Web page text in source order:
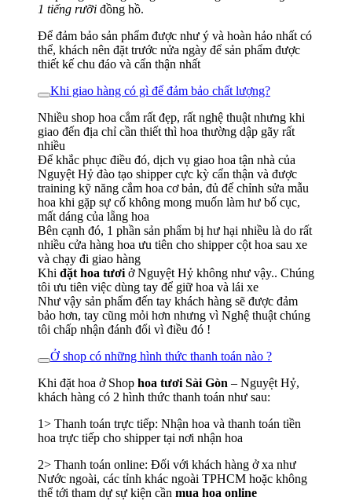
1 tiếng rưỡi đồng hồ.
Để đảm bảo sản phẩm được như ý và hoàn hảo nhất có
thể, khách nên đặt trước nửa ngày để sản phẩm được
thiết kế chu đáo và cẩn thận nhất
Khi giao hàng có gì để đảm bảo chất lượng?
Nhiều shop hoa cắm rất đẹp, rất nghệ thuật nhưng khi
giao đến địa chỉ cần thiết thì hoa thường dập gãy rất
nhiều
Để khắc phục điều đó, dịch vụ giao hoa tận nhà của
Nguyệt Hỷ đào tạo shipper cực kỳ cẩn thận và được
training kỹ năng cắm hoa cơ bản, đủ để chỉnh sửa mẫu
hoa khi gặp sự cố không mong muốn làm hư bố cục,
mất dáng của lẵng hoa
Bên cạnh đó, 1 phần sản phẩm bị hư hại nhiều là do rất
nhiều cửa hàng hoa ưu tiên cho shipper cột hoa sau xe
và chạy đi giao hàng
Khi đặt hoa tươi ở Nguyệt Hỷ không như vậy.. Chúng
tôi ưu tiên việc dùng tay để giữ hoa và lái xe
Như vậy sản phẩm đến tay khách hàng sẽ được đảm
bảo hơn, tay cũng mỏi hơn nhưng vì Nghệ thuật chúng
tôi chấp nhận đánh đổi vì điều đó !
Ở shop có những hình thức thanh toán nào ?
Khi đặt hoa ở Shop hoa tươi Sài Gòn – Nguyệt Hỷ,
khách hàng có 2 hình thức thanh toán như sau:
1> Thanh toán trực tiếp: Nhận hoa và thanh toán tiền
hoa trực tiếp cho shipper tại nơi nhận hoa
2> Thanh toán online: Đối với khách hàng ở xa như
Nước ngoài, các tỉnh khác ngoài TPHCM hoặc không
thể tới tham dự sự kiện cần mua hoa online